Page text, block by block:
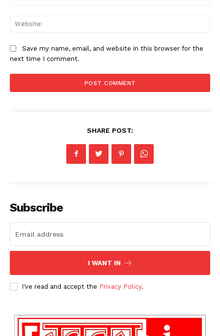
Save my name, email, and website in this browser for the
next time I comment.
SHARE POST:
Subscribe
I WANT IN
I've read and accept the Privacy Policy.